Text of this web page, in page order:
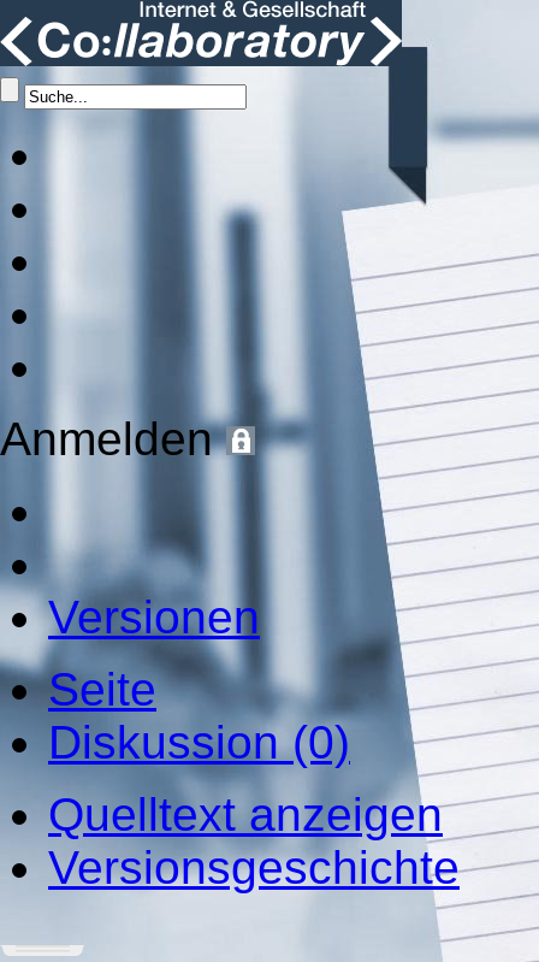
Anmelden
Versionen
Seite
Diskussion (0)
Quelltext anzeigen
Versionsgeschichte